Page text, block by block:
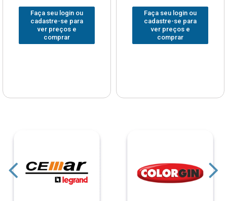
Faça seu login ou
cadastre-se para
ver preços e
comprar
Faça seu login ou
cadastre-se para
ver preços e
comprar